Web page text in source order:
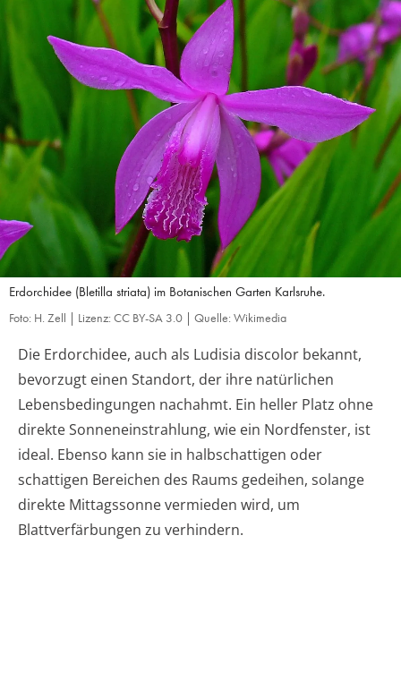
Erdorchidee (Bletilla striata) im Botanischen Garten Karlsruhe.
Foto: H. Zell | Lizenz: CC BY-SA 3.0 | Quelle: Wikimedia
Die Erdorchidee, auch als Ludisia discolor bekannt,
bevorzugt einen Standort, der ihre natürlichen
Lebensbedingungen nachahmt. Ein heller Platz ohne
direkte Sonneneinstrahlung, wie ein Nordfenster, ist
ideal. Ebenso kann sie in halbschattigen oder
schattigen Bereichen des Raums gedeihen, solange
direkte Mittagssonne vermieden wird, um
Blattverfärbungen zu verhindern.